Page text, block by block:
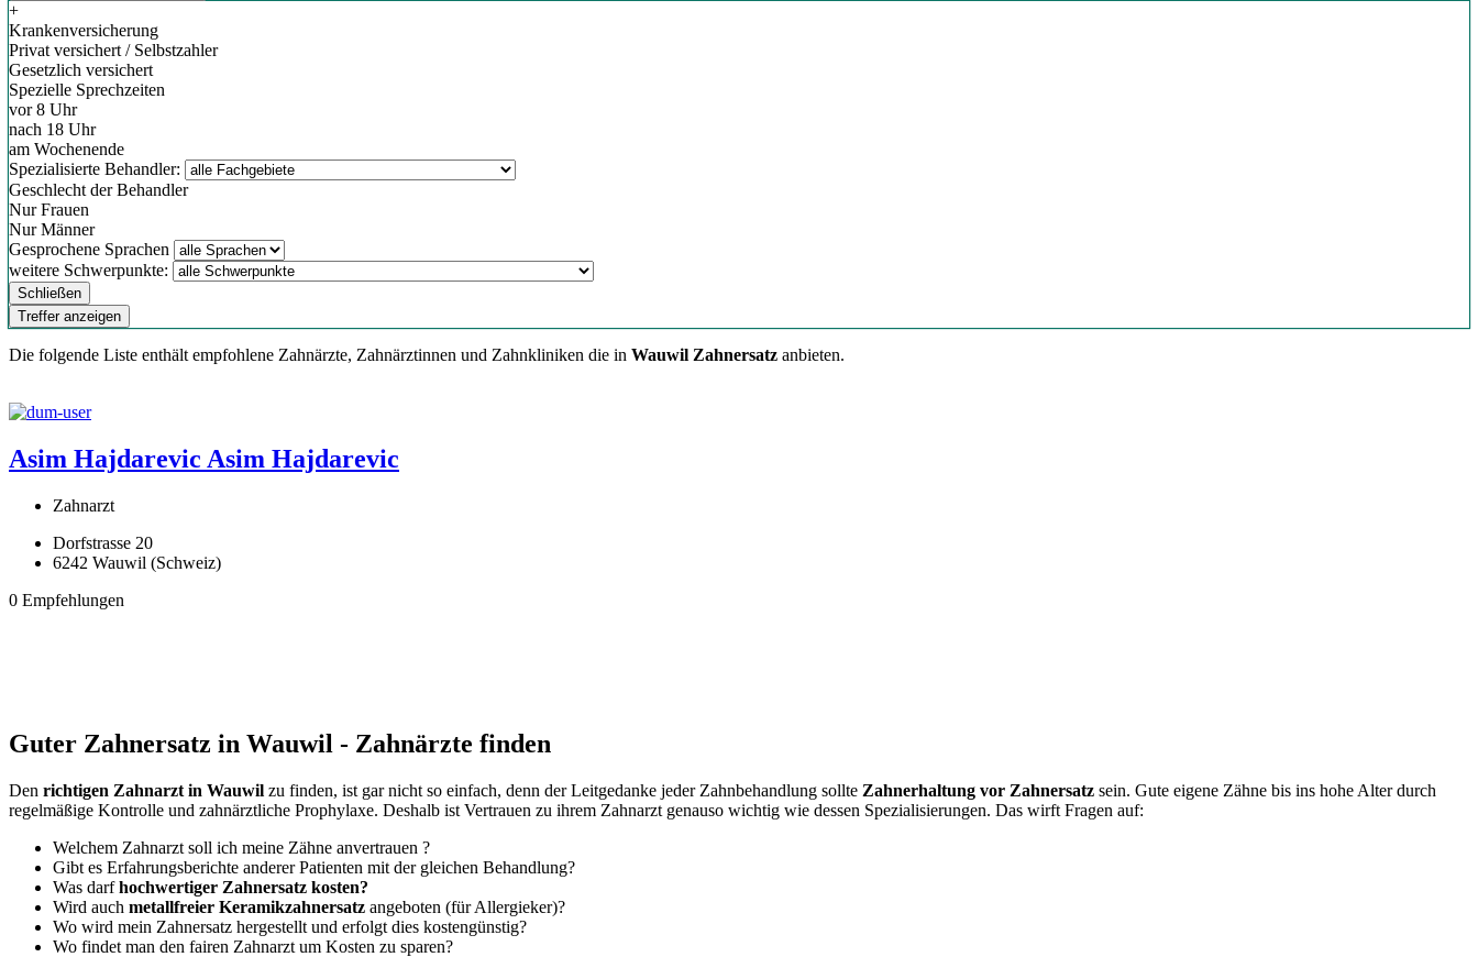
+
Krankenversicherung
Privat versichert / Selbstzahler
Gesetzlich versichert
Spezielle Sprechzeiten
vor 8 Uhr
nach 18 Uhr
am Wochenende
Spezialisierte Behandler:
Geschlecht der Behandler
Nur Frauen
Nur Männer
Gesprochene Sprachen
weitere Schwerpunkte:
Schließen
Treffer anzeigen
Die folgende Liste enthält empfohlene Zahnärzte, Zahnärztinnen und Zahnkliniken die in Wauwil Zahnersatz anbieten.
Asim Hajdarevic Asim Hajdarevic
Zahnarzt
Dorfstrasse 20
6242 Wauwil (Schweiz)
0 Empfehlungen
Guter Zahnersatz in Wauwil - Zahnärzte finden
Den richtigen Zahnarzt in Wauwil zu finden, ist gar nicht so einfach, denn der Leitgedanke jeder Zahnbehandlung sollte Zahnerhaltung vor Zahnersatz sein. Gute eigene Zähne bis ins hohe Alter durch
regelmäßige Kontrolle und zahnärztliche Prophylaxe. Deshalb ist Vertrauen zu ihrem Zahnarzt genauso wichtig wie dessen Spezialisierungen. Das wirft Fragen auf:
Welchem Zahnarzt soll ich meine Zähne anvertrauen ?
Gibt es Erfahrungsberichte anderer Patienten mit der gleichen Behandlung?
Was darfhochwertiger Zahnersatz kosten?
Wird auch metallfreier Keramikzahnersatz angeboten (für Allergieker)?
Wo wird mein Zahnersatz hergestellt und erfolgt dies kostengünstig?
Wo findet man den fairen Zahnarzt um Kosten zu sparen?